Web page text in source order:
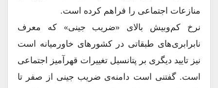
منازعات اجتماعی را فراهم کرده است.
نرخ کم‌وبیش بالای «ضریب جینی» که معرف
نابرابری‌های طبقاتی در کشورهای خاورمیانه است
نیز تایید دیگری بر پتانسیل تغییرات قهرآمیز اجتماعی
است. گفتنی است دامنه‌ی ضریب جینی از صفر تا